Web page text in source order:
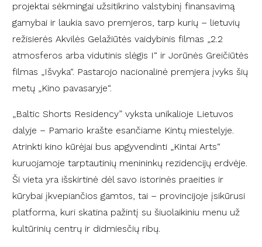
projektai sėkmingai užsitikrino valstybinį finansavimą
gamybai ir laukia savo premjeros, tarp kurių – lietuvių
režisierės Akvilės Gelažiūtės vaidybinis filmas „2.2
atmosferos arba vidutinis slėgis I“ ir Jorūnės Greičiūtės
filmas „Išvyka“. Pastarojo nacionalinė premjera įvyks šių
metų „Kino pavasaryje“.
„Baltic Shorts Residency” vyksta unikalioje Lietuvos
dalyje – Pamario krašte esančiame Kintų miestelyje.
Atrinkti kino kūrėjai bus apgyvendinti „Kintai Arts“
kuruojamoje tarptautinių menininkų rezidencijų erdvėje.
Ši vieta yra išskirtinė dėl savo istorinės praeities ir
kūrybai įkvepiančios gamtos, tai – provincijoje įsikūrusi
platforma, kuri skatina pažintį su šiuolaikiniu menu už
kultūrinių centrų ir didmiesčių ribų.